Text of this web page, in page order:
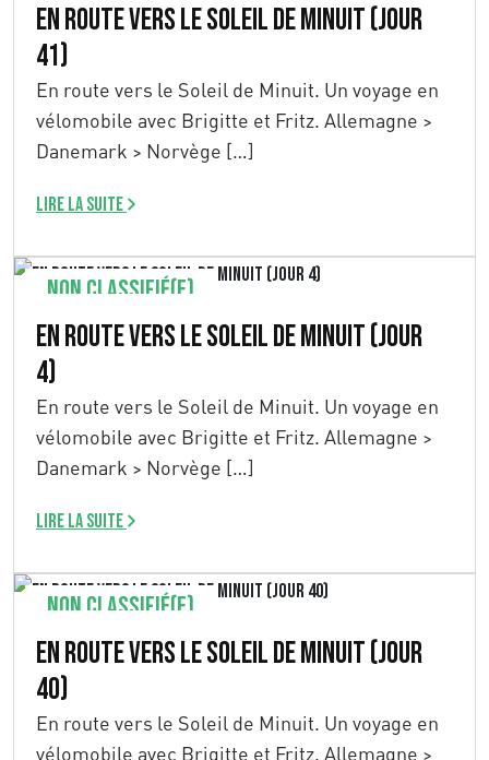
En route vers le Soleil de Minuit (Jour
41)
En route vers le Soleil de Minuit. Un voyage en
vélomobile avec Brigitte et Fritz. Allemagne >
Danemark > Norvège […]
Lire la suite
Non classifié(e)
En route vers le Soleil de Minuit (Jour
4)
En route vers le Soleil de Minuit. Un voyage en
vélomobile avec Brigitte et Fritz. Allemagne >
Danemark > Norvège […]
Lire la suite
Non classifié(e)
En route vers le Soleil de Minuit (Jour
40)
En route vers le Soleil de Minuit. Un voyage en
vélomobile avec Brigitte et Fritz. Allemagne >